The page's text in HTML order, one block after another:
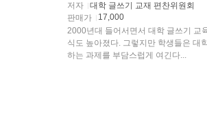
저자
대학 글쓰기 교재 편찬위원회
판매가
17,000
2000년대 들어서면서 대학 글쓰기 교
식도 높아졌다. 그렇지만 학생들은 대학에 들어오기 전에 글을 써본 경험이 거의 없어서 글로 써야
하는 과제를 부담스럽게 여긴다...